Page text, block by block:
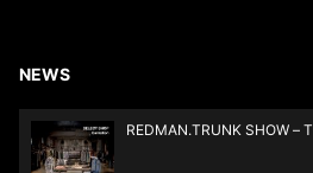
NEWS
REDMAN.TRUNK SHOW –